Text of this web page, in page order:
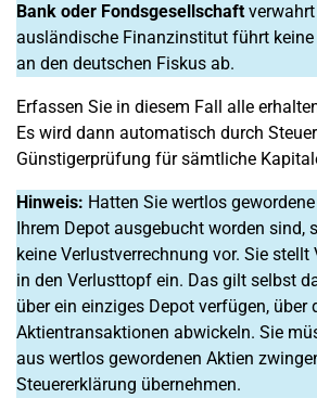
Bank oder Fondsgesellschaftverwahrt
ausländische Finanzinstitut führt
an den deutschen Fiskus ab.
Erfassen Sie in diesem Fall alle
Es wird dann automatisch durch
Günstigerprüfung für sämtliche
Hinweis: Hatten Sie wertlos
Ihrem Depot ausgebucht worden sind,
keine Verlustverrechnung vor. Sie
in den Verlusttopf ein. Das gilt selbst
über ein einziges Depot verfügen, über
Aktientransaktionen abwickeln. Sie
aus wertlos gewordenen Aktien
Steuererklärung übernehmen.